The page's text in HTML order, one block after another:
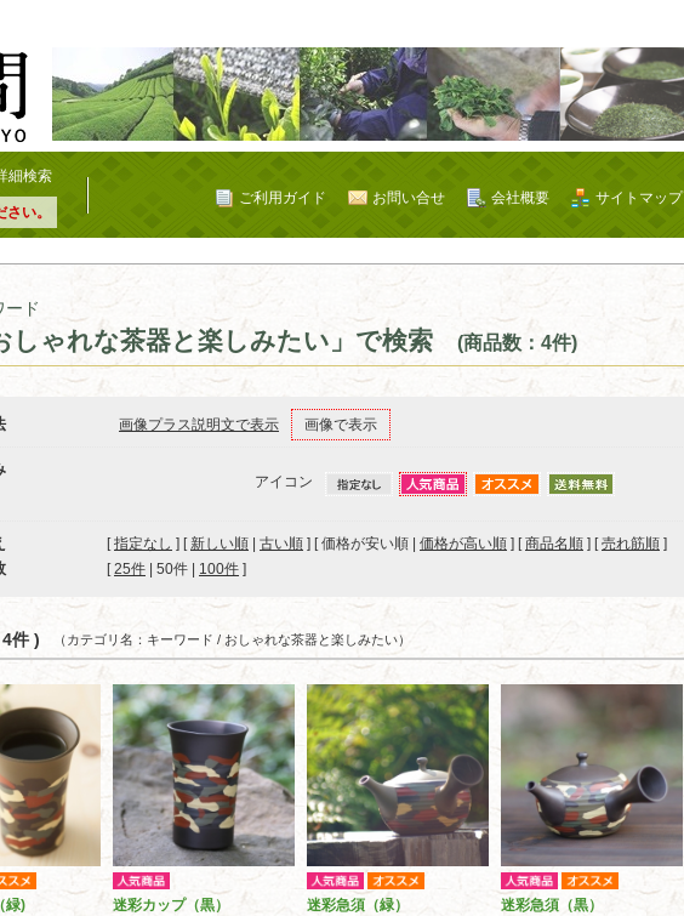
細検索
い。
サイトマップ
会社概要
お問い合せ
ご利用ガイド
ード
しゃれな茶器と楽しみたい」で検索 (商品数：4件)
画像プラス説明文で表示 画像で表示
アイコン
[指定なし ] [ 新しい順 古い順 ] [ 価格が安い順 | 価格が高い順 ] [商品名順 ] [売れ筋順 ]
[ 25件 50件 100件 ]
件 ) （カテゴリ名：キーワード / おしゃれな茶器と楽しみたい）
緑) 迷彩カップ（黒） 迷彩急須（緑） 迷彩急須（黒）